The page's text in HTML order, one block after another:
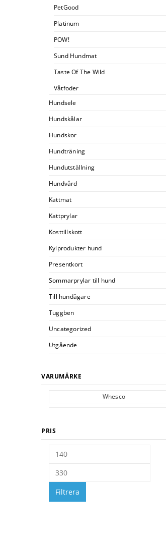
PetGood
Platinum
POW!
Sund Hundmat
Taste Of The Wild
Våtfoder
Hundsele
Hundskålar
Hundskor
Hundträning
Hundutställning
Hundvård
Kattmat
Kattprylar
Kosttillskott
Kylprodukter hund
Presentkort
Sommarprylar till hund
Till hundägare
Tuggben
Uncategorized
Utgående
VARUMÄRKE
Whesco
PRIS
Filtrera